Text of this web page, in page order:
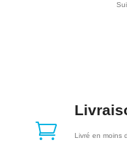
 Livré en moins